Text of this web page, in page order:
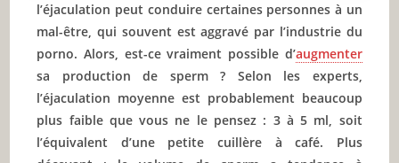
l’éjaculation peut conduire certaines personnes à un
mal-être, qui souvent est aggravé par l’industrie du
porno. Alors, est-ce vraiment possible d’augmenter
sa production de sperm ? Selon les experts,
l’éjaculation moyenne est probablement beaucoup
plus faible que vous ne le pensez : 3 à 5 ml, soit
l’équivalent d’une petite cuillère à café. Plus